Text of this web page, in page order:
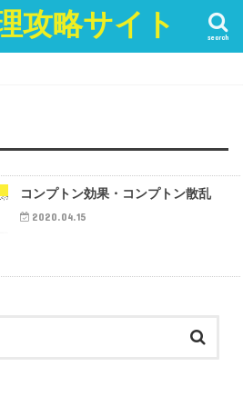
攻略サイト search
コンプトン効果・コンプトン散乱
2020.04.15